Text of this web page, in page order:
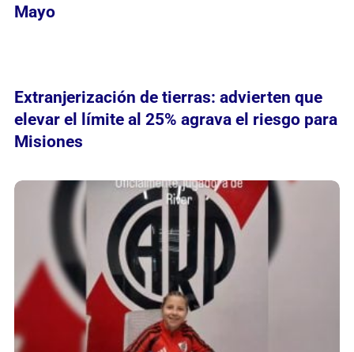
Mayo
Extranjerización de tierras: advierten que
elevar el límite al 25% agrava el riesgo para
Misiones